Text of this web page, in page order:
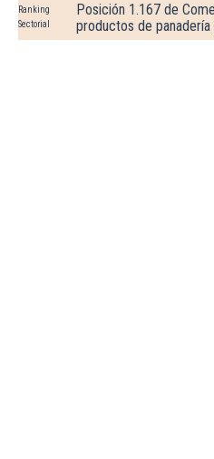
Ranking
Sectorial
Posición 1.167 de
productos de